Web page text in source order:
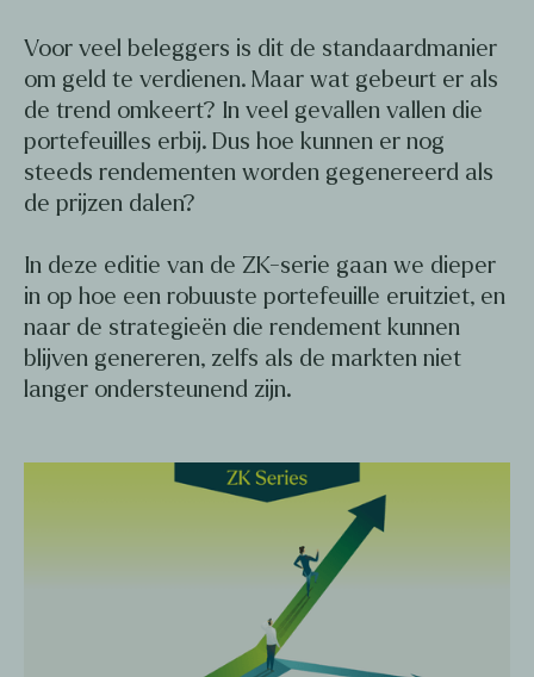
Voor veel beleggers is dit de standaardmanier
om geld te verdienen. Maar wat gebeurt er als
de trend omkeert? In veel gevallen vallen die
portefeuilles erbij. Dus hoe kunnen er nog
steeds rendementen worden gegenereerd als
de prijzen dalen?
In deze editie van de ZK-serie gaan we dieper
in op hoe een robuuste portefeuille eruitziet, en
naar de strategieën die rendement kunnen
blijven genereren, zelfs als de markten niet
langer ondersteunend zijn.